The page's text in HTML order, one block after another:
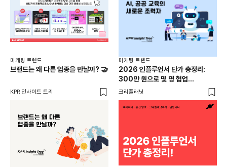
마케팅 트렌드
브랜드는 왜 다른 업종을 만날까? 🤝
KPR 인사이트 트리
마케팅 트렌드
2026 인플루언서 단가 총정리:
300만 원으로 몇 명 협업
가능할까?
크리플래닛